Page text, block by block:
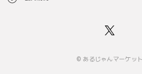
© あるじゃんマーケット